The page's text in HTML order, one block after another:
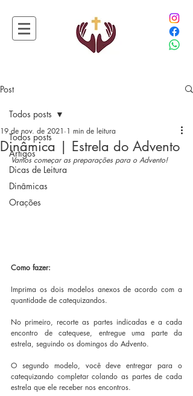
Post
Todos posts
Artigos
Dicas de Leitura
Dinâmicas
Orações
Todos posts
Dinâmica | Estrela do Advento
19 de nov. de 2021 1 min de leitura
Vamos começar as preparações para o Advento!
Como fazer:
Imprima os dois modelos anexos de acordo com a
quantidade de catequizandos.
No primeiro, recorte as partes indicadas e a cada
encontro de catequese, entregue uma parte da
estrela, seguindo os domingos do Advento.
O segundo modelo, você deve entregar para o
catequizando completar colando as partes de cada
estrela que ele receber nos encontros.